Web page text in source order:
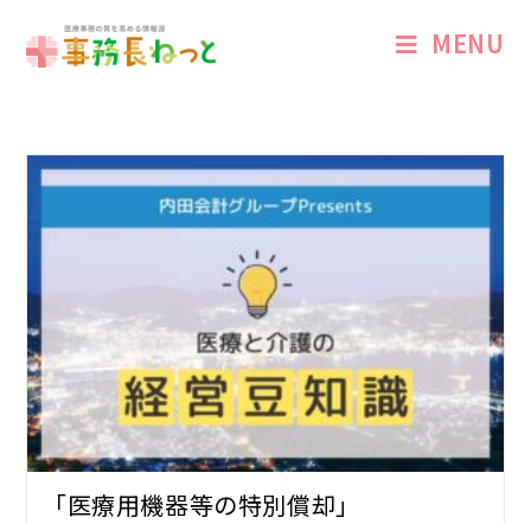
MENU
「医療用機器等の特別償却」